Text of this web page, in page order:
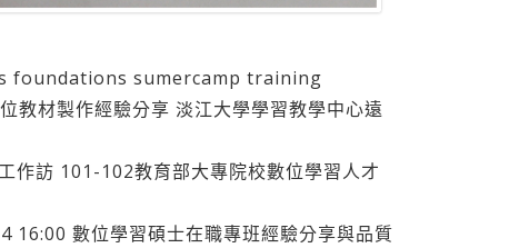
foundations sumercamp training
教材製作經驗分享 淡江大學學習教學中心遠
作訪 101-102教育部大專院校數位學習人才
數位學習碩士在職專班經驗分享與品質